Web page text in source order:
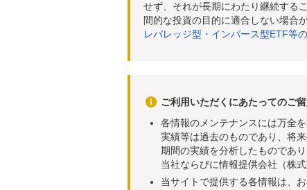
せず、それが長期にわたり継続する
間的な投資の目的に適合しない場合
レバレッジ型・インバース型ETF等
ご利用いただくにあたってのご
各情報のメンテナンスには万全
実績等は過去のものであり、将
期間の実績を分析したものであ
当社ならびに情報提供会社（株
当サイトで提供する各情報は、